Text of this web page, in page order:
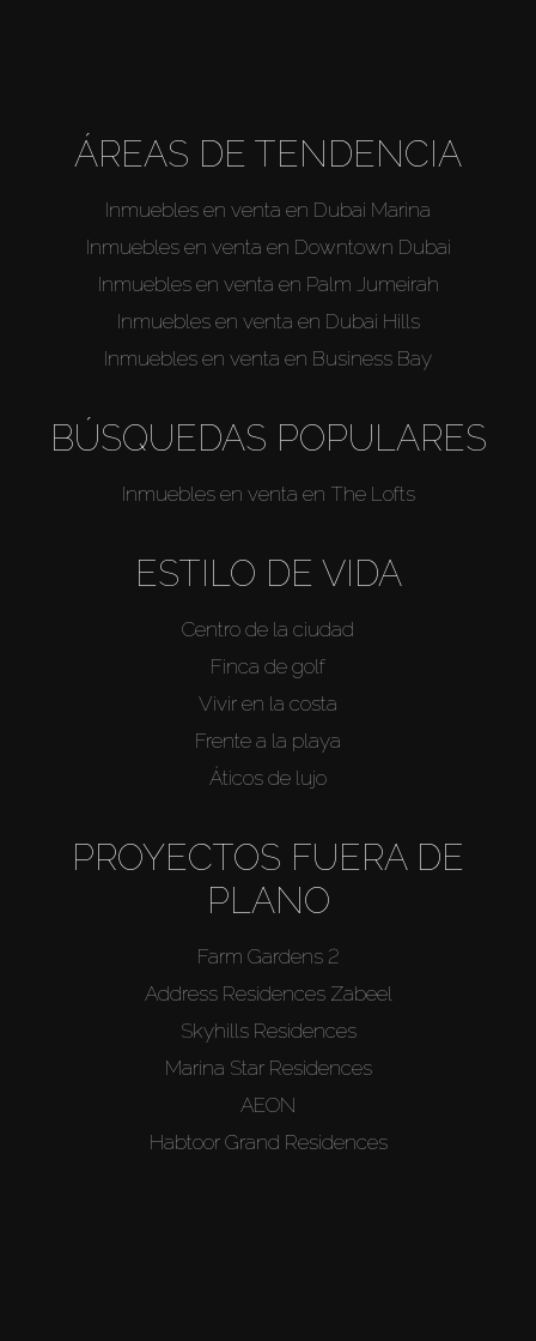
ÁREAS DE TENDENCIA
Inmuebles en venta en Dubai Marina
Inmuebles en venta en Downtown Dubai
Inmuebles en venta en Palm Jumeirah
Inmuebles en venta en Dubai Hills
Inmuebles en venta en Business Bay
BÚSQUEDAS POPULARES
Inmuebles en venta en The Lofts
ESTILO DE VIDA
Centro de la ciudad
Finca de golf
Vivir en la costa
Frente a la playa
Áticos de lujo
PROYECTOS FUERA DE
PLANO
Farm Gardens 2
Address Residences Zabeel
Skyhills Residences
Marina Star Residences
AEON
Habtoor Grand Residences